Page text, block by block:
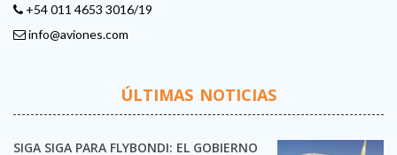
+54 011 4653 3016/19
info@aviones.com
ÚLTIMAS NOTICIAS
SIGA SIGA PARA FLYBONDI: EL GOBIERNO